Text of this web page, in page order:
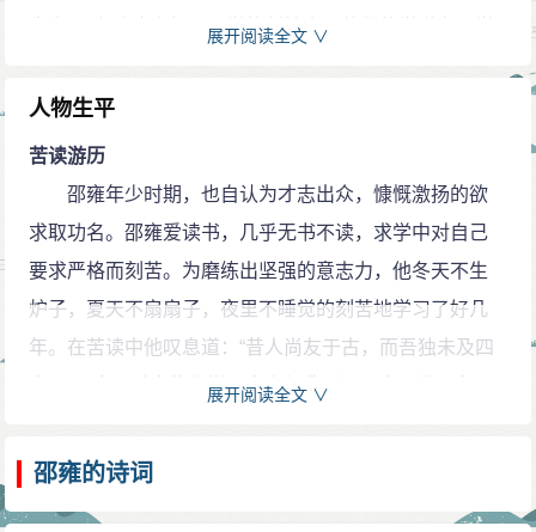
先生”。上述诸人都是理学的创始人，他们的学说在理学
宗，为探讨、发挥“六经”、“四书”之义理，以振兴儒学为
职志。
文学成就
同其他北宋四子相比，邵雍在文学尤其是诗歌领域
也取得了令世人瞩目的实绩。然而长期以来，由于受传
统诗学观的影响和对理学重道轻文观念的偏见，诗论家
对以邵雍《伊川击壤集》为代表的理学诗的文学成就始
终未能引起足够的重视。
但在南宋严羽的《沧浪诗话》中，以说理为主的“康
出其强烈的个性化色彩，这也是在文学批评史上第一次
对邵雍诗歌进行的诗学化的身份确认，具有重大的认识
展开阅读全文 ∨
人物生平
苦读游历
邵雍年少时期，也自认为才志出众，慷慨激扬的欲
求取功名。邵雍爱读书，几乎无书不读，求学中对自己
要求严格而刻苦。为磨练出坚强的意志力，他冬天不生
炉子，夏天不扇扇子，夜里不睡觉的刻苦地学习了好几
年。在苦读中他叹息道：“昔人尚友于古，而吾独未及四
方。”，意即过去的人学习古人经典，还与古人做朋友，
方，而我现在只是读了古人的书，却还没有去四方游历
展开阅读全文 ∨
邵雍的诗词